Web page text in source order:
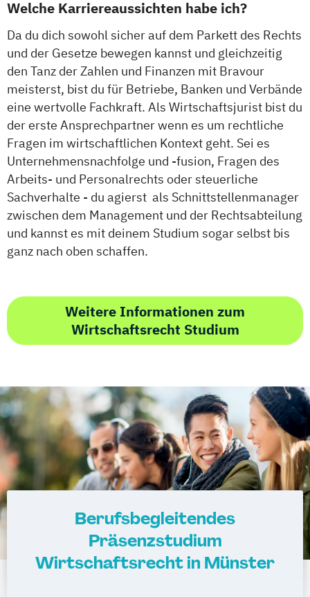
Welche Karriereaussichten habe ich?
Da du dich sowohl sicher auf dem Parkett des Rechts
und der Gesetze bewegen kannst und gleichzeitig
den Tanz der Zahlen und Finanzen mit Bravour
meisterst, bist du für Betriebe, Banken und Verbände
eine wertvolle Fachkraft. Als Wirtschaftsjurist bist du
der erste Ansprechpartner wenn es um rechtliche
Fragen im wirtschaftlichen Kontext geht. Sei es
Unternehmensnachfolge und -fusion, Fragen des
Arbeits- und Personalrechts oder steuerliche
Sachverhalte - du agierst als Schnittstellenmanager
zwischen dem Management und der Rechtsabteilung
und kannst es mit deinem Studium sogar selbst bis
ganz nach oben schaffen.
Weitere Informationen zum
Wirtschaftsrecht Studium
Berufsbegleitendes
Präsenzstudium
Wirtschaftsrecht in Münster